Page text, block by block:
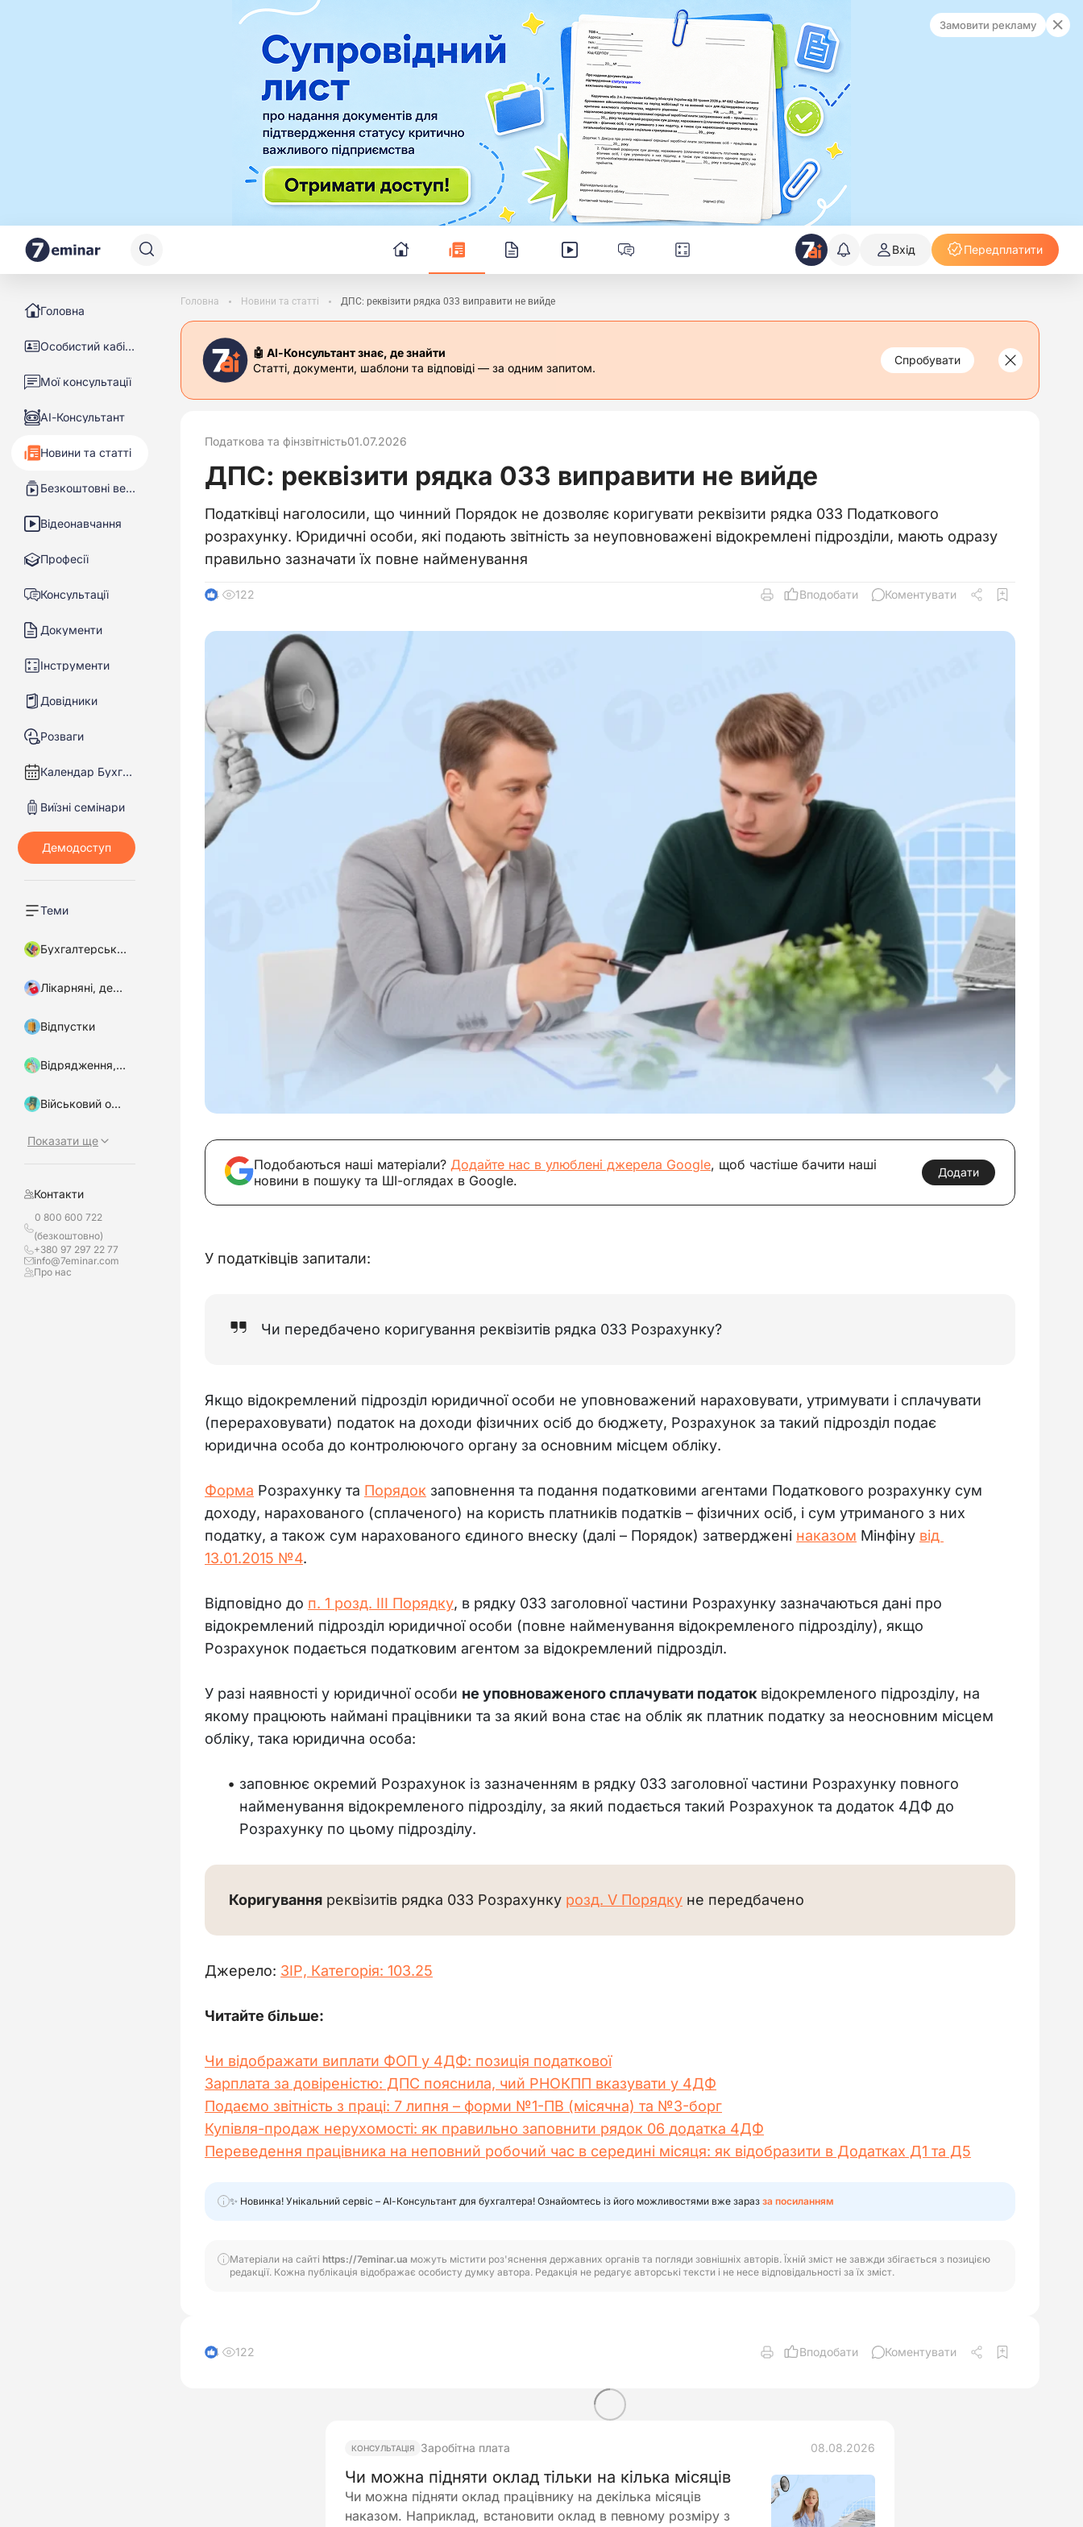
Замовити рекламу
Вхід Передплатити
Головна
Особистий кабінет
Мої консультації
АІ-Консультант
Новини та статті
Безкоштовні вебінари
Відеонавчання
Професії
Консультації
Документи
Інструменти
Довідники
Розваги
Календар Бухгалтера
Виїзні семінари
Теми
Бухгалтерський облік
Лікарняні, декретні
Відпустки
Відрядження, підзвітні кошти
Військовий облік, бронювання
Показати ще
Контакти
0 800 600 722
(безкоштовно)
+380 97 297 22 77
info@7eminar.com
Про нас
Головна Новини та статті ДПС: реквізити рядка 033 виправити не вийде
🤖 АІ-Консультант знає, де знайти
Статті, документи, шаблони та відповіді — за одним запитом.
Спробувати
Податкова та фінзвітність01.07.2026
ДПС: реквізити рядка 033 виправити не вийде
Податківці наголосили, що чинний Порядок не дозволяє коригувати реквізити рядка 033 Податкового
розрахунку. Юридичні особи, які подають звітність за неуповноважені відокремлені підрозділи, мають одразу
правильно зазначати їх повне найменування
4 122 Вподобати Коментувати
Подобаються наші матеріали? Додайте нас в улюблені джерела Google, щоб частіше бачити наші
новини в пошуку та ШІ-оглядах в Google.
Додати
У податківців запитали:
Чи передбачено коригування реквізитів рядка 033 Розрахунку?
Якщо відокремлений підрозділ юридичної особи не уповноважений нараховувати, утримувати і сплачувати
(перераховувати) податок на доходи фізичних осіб до бюджету, Розрахунок за такий підрозділ подає
юридична особа до контролюючого органу за основним місцем обліку.
Форма Розрахунку та Порядок заповнення та подання податковими агентами Податкового розрахунку сум
доходу, нарахованого (сплаченого) на користь платників податків – фізичних осіб, і сум утриманого з них
податку, а також сум нарахованого єдиного внеску (далі – Порядок) затверджені наказом Мінфіну від
13.01.2015 №4.
Відповідно до п. 1 розд. ІІІ Порядку, в рядку 033 заголовної частини Розрахунку зазначаються дані про
відокремлений підрозділ юридичної особи (повне найменування відокремленого підрозділу), якщо
Розрахунок подається податковим агентом за відокремлений підрозділ.
У разі наявності у юридичної особи не уповноваженого сплачувати податок відокремленого підрозділу, на
якому працюють наймані працівники та за який вона стає на облік як платник податку за неосновним місцем
обліку, така юридична особа:
заповнює окремий Розрахунок із зазначенням в рядку 033 заголовної частини Розрахунку повного
найменування відокремленого підрозділу, за який подається такий Розрахунок та додаток 4ДФ до
Розрахунку по цьому підрозділу.
Коригування реквізитів рядка 033 Розрахунку розд. V Порядку не передбачено
Джерело: ЗІР, Категорія: 103.25
Читайте більше:
Чи відображати виплати ФОП у 4ДФ: позиція податкової
Зарплата за довіреністю: ДПС пояснила, чий РНОКПП вказувати у 4ДФ
Подаємо звітність з праці: 7 липня – форми №1-ПВ (місячна) та №3-борг
Купівля-продаж нерухомості: як правильно заповнити рядок 06 додатка 4ДФ
Переведення працівника на неповний робочий час в середині місяця: як відобразити в Додатках Д1 та Д5
✨ Новинка! Унікальний сервіс – АІ-Консультант для бухгалтера! Ознайомтесь із його можливостями вже зараз за посиланням
Матеріали на сайті https://7eminar.ua можуть містити роз'яснення державних органів та погляди зовнішніх авторів. Їхній зміст не завжди збігається з позицією
редакції. Кожна публікація відображає особисту думку автора. Редакція не редагує авторські тексти і не несе відповідальності за їх зміст.
4 122 Вподобати Коментувати
КОНСУЛЬТАЦІЯ Заробітна плата 08.08.2026
Чи можна підняти оклад тільки на кілька місяців
Чи можна підняти оклад працівнику на декілька місяців
наказом. Наприклад, встановити оклад в певному розміру з